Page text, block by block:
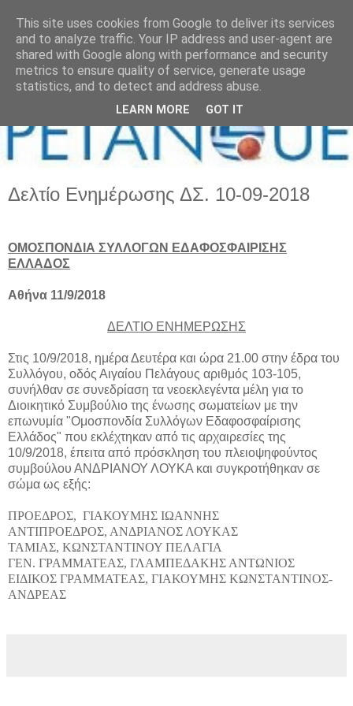
Δελτίο Ενημέρωσης ΔΣ. 10-09-2018
ΟΜΟΣΠΟΝΔΙΑ ΣΥΛΛΟΓΩΝ ΕΔΑΦΟΣΦΑΙΡΙΣΗΣ
ΕΛΛΑΔΟΣ
Αθήνα 11/9/2018
ΔΕΛΤΙΟ ΕΝΗΜΕΡΩΣΗΣ
Στις 10/9/2018, ημέρα Δευτέρα και ώρα 21.00 στην έδρα του
Συλλόγου, οδός Αιγαίου Πελάγους αριθμός 103-105,
συνήλθαν σε συνεδρίαση τα νεοεκλεγέντα μέλη για το
Διοικητικό Συμβούλιο της ένωσης σωματείων με την
επωνυμία "Ομοσπονδία Συλλόγων Εδαφοσφαίρισης
Ελλάδος" που εκλέχτηκαν από τις αρχαιρεσίες της
10/9/2018, έπειτα από πρόσκληση του πλειοψηφούντος
συμβούλου ΑΝΔΡΙΑΝΟΥ ΛΟΥΚΑ και συγκροτήθηκαν σε
σώμα ως εξής:
ΠΡΟΕΔΡΟΣ, ΓΙΑΚΟΥΜΗΣ ΙΩΑΝΝΗΣ
ΑΝΤΙΠΡΟΕΔΡΟΣ, ΑΝΔΡΙΑΝΟΣ ΛΟΥΚΑΣ
ΤΑΜΙΑΣ, ΚΩΝΣΤΑΝΤΙΝΟΥ ΠΕΛΑΓΙΑ
ΓΕΝ. ΓΡΑΜΜΑΤΕΑΣ, ΓΛΑΜΠΕΔΑΚΗΣ ΑΝΤΩΝΙΟΣ
ΕΙΔΙΚΟΣ ΓΡΑΜΜΑΤΕΑΣ, ΓΙΑΚΟΥΜΗΣ ΚΩΝΣΤΑΝΤΙΝΟΣ-
ΑΝΔΡΕΑΣ
This site uses cookies from Google to deliver its services
and to analyze traffic. Your IP address and user-agent are
shared with Google along with performance and security
metrics to ensure quality of service, generate usage
statistics, and to detect and address abuse.
LEARN MORE GOT IT